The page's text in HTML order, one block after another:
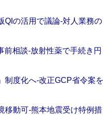
QIの活用で議論‐対人業務の
前相談‐放射性薬で手続き円
制度化へ‐改正GCP省令案を
移動可‐熊本地震受け特例措